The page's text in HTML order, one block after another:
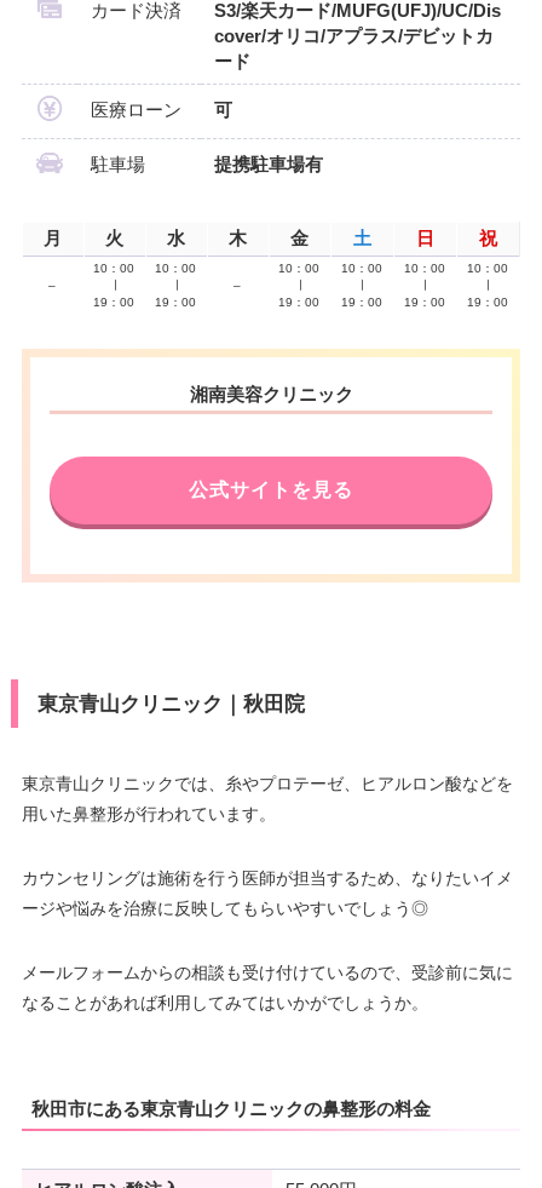
カード決済
S3/楽天カード/MUFG(UFJ)/UC/Dis
cover/オリコ/アプラス/デビットカ
ード
医療ローン 可
駐車場 提携駐車場有
月 火 水 木 金 土 日 祝
–
10：00
19：00
10：00
19：00
–
10：00
19：00
10：00
19：00
10：00
19：00
10：00
19：00
湘南美容クリニック
公式サイトを見る
東京青山クリニック｜秋田院
東京青山クリニックでは、糸やプロテーゼ、ヒアルロン酸などを
用いた鼻整形が行われています。
カウンセリングは施術を行う医師が担当するため、なりたいイメ
ージや悩みを治療に反映してもらいやすいでしょう◎
メールフォームからの相談も受け付けているので、受診前に気に
なることがあれば利用してみてはいかがでしょうか。
秋田市にある東京青山クリニックの鼻整形の料金